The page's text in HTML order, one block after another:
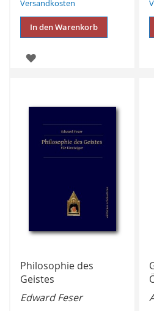
Versandkosten
In den Warenkorb
ZUR
Philosophie des
Geistes
Edward Feser